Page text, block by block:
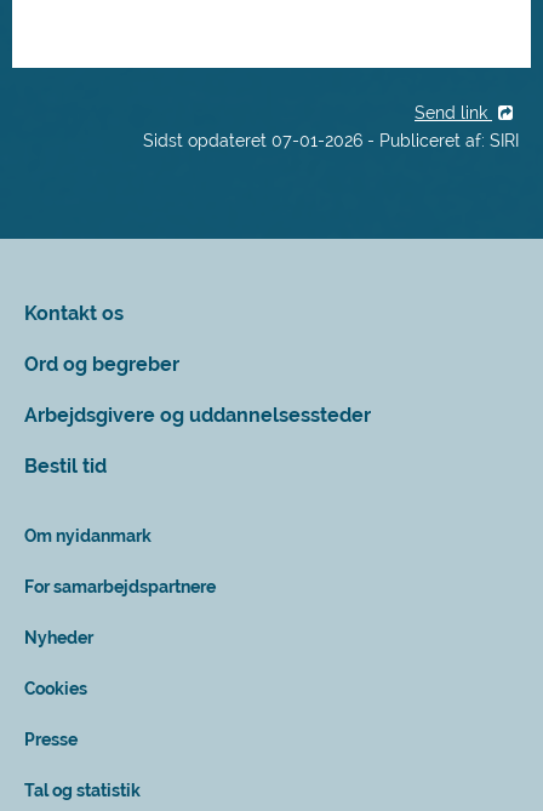
Send link
Sidst opdateret 07-01-2026 - Publiceret af: SIRI
Kontakt os
Ord og begreber
Arbejdsgivere og uddannelsessteder
Bestil tid
Om nyidanmark
For samarbejdspartnere
Nyheder
Cookies
Presse
Tal og statistik